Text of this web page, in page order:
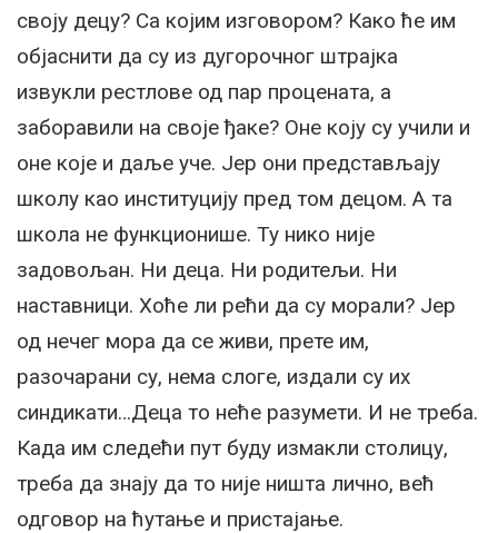
своју децу? Са којим изговором? Како ће им
објаснити да су из дугорочног штрајка
извукли рестлове од пар процената, а
заборавили на своје ђаке? Оне коју су учили и
оне које и даље уче. Јер они представљају
школу као институцију пред том децом. А та
школа не функционише. Ту нико није
задовољан. Ни деца. Ни родитељи. Ни
наставници. Хоће ли рећи да су морали? Јер
од нечег мора да се живи, прете им,
разочарани су, нема слоге, издали су их
синдикати…Деца то неће разумети. И не треба.
Када им следећи пут буду измакли столицу,
треба да знају да то није ништа лично, већ
одговор на ћутање и пристајање.